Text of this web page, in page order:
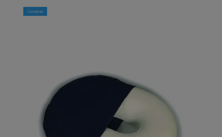
Comprar